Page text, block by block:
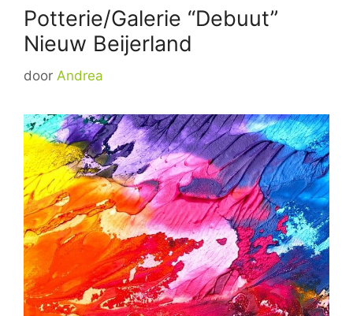
Potterie/Galerie “Debuut”
Nieuw Beijerland
door Andrea